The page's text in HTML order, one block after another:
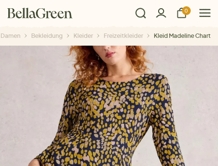
0
Damen Bekleidung Kleider Freizeitkleider Kleid Madeline Chart